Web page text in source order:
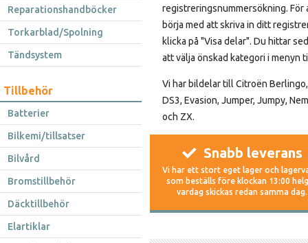
Reparationshandböcker
Torkarblad/Spolning
Tändsystem
Tillbehör
Batterier
Bilkemi/tillsatser
Bilvård
Bromstillbehör
Däcktillbehör
Elartiklar
registreringsnummersökning.
börja med att skriva in ditt
klicka på "Visa delar". Du hittar
att välja önskad kategori i menyn
Vi har bildelar till Citroën Berlingo,
DS3, Evasion, Jumper, Jumpy,
och ZX.
Snabb leverans
Vi har ett stort eget lager och
som beställs före klockan 13:00
vardag skickas redan samma dag.